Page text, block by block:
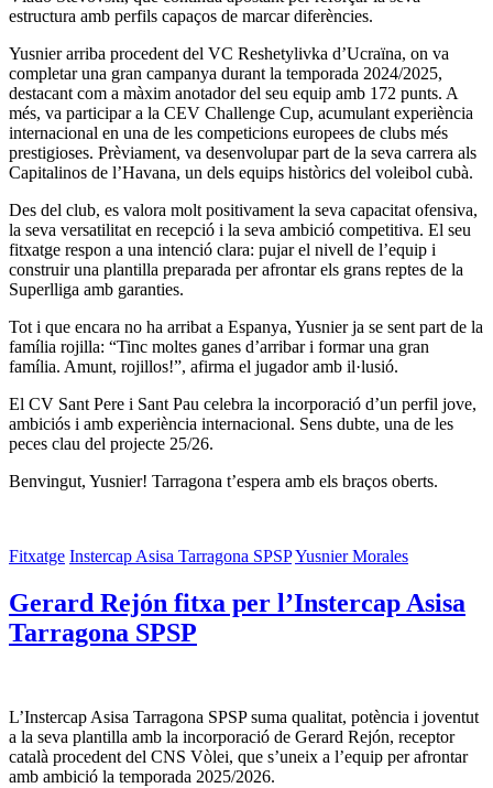
estructura amb perfils capaços de marcar diferències.
Yusnier arriba procedent del VC Reshetylivka d’Ucraïna, on va
completar una gran campanya durant la temporada 2024/2025,
destacant com a màxim anotador del seu equip amb 172 punts. A
més, va participar a la CEV Challenge Cup, acumulant experiència
internacional en una de les competicions europees de clubs més
prestigioses. Prèviament, va desenvolupar part de la seva carrera als
Capitalinos de l’Havana, un dels equips històrics del voleibol cubà.
Des del club, es valora molt positivament la seva capacitat ofensiva,
la seva versatilitat en recepció i la seva ambició competitiva. El seu
fitxatge respon a una intenció clara: pujar el nivell de l’equip i
construir una plantilla preparada per afrontar els grans reptes de la
Superlliga amb garanties.
Tot i que encara no ha arribat a Espanya, Yusnier ja se sent part de la
família rojilla: “Tinc moltes ganes d’arribar i formar una gran
família. Amunt, rojillos!”, afirma el jugador amb il·lusió.
El CV Sant Pere i Sant Pau celebra la incorporació d’un perfil jove,
ambiciós i amb experiència internacional. Sens dubte, una de les
peces clau del projecte 25/26.
Benvingut, Yusnier! Tarragona t’espera amb els braços oberts.
Fitxatge Instercap Asisa Tarragona SPSPYusnier Morales
Gerard Rejón fitxa per l’Instercap Asisa
Tarragona SPSP
L’Instercap Asisa Tarragona SPSP suma qualitat, potència i joventut
a la seva plantilla amb la incorporació de Gerard Rejón, receptor
català procedent del CNS Vòlei, que s’uneix a l’equip per afrontar
amb ambició la temporada 2025/2026.